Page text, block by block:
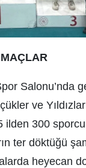
Salonu’nda
ve
ilden 300
ter döktüğü
heyecan